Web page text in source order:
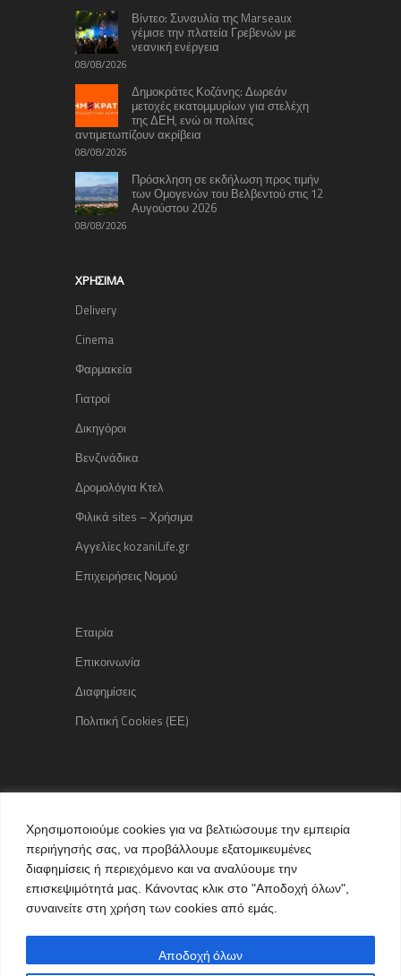
Χρησιμοποιούμε cookies για να βελτιώσουμε την εμπειρία
περιήγησής σας, να προβάλλουμε εξατομικευμένες
διαφημίσεις ή περιεχόμενο και να αναλύουμε την
επισκεψιμότητά μας. Κάνοντας κλικ στο "Αποδοχή όλων",
συναινείτε στη χρήση των cookies από εμάς.
Αποδοχή όλων
Βίντεο: Συναυλία της Marseaux
γέμισε την πλατεία Γρεβενών με
νεανική ενέργεια
08/08/2026
Δημοκράτες Κοζάνης: Δωρεάν
μετοχές εκατομμυρίων για στελέχη
της ΔΕΗ, ενώ οι πολίτες
αντιμετωπίζουν ακρίβεια
08/08/2026
Πρόσκληση σε εκδήλωση προς τιμήν
των Ομογενών του Βελβεντού στις 12
Αυγούστου 2026
08/08/2026
ΧΡΉΣΙΜΑ
Delivery
Cinema
Φαρμακεία
Γιατροί
Δικηγόροι
Βενζινάδικα
Δρομολόγια Κτελ
Φιλικά sites – Χρήσιμα
Αγγελίες kozaniLife.gr
Επιχειρήσεις Νομού
Εταιρία
Επικοινωνία
Διαφημίσεις
Πολιτική Cookies (ΕΕ)
Copyright © 2015 kozaniLife.gr
All Rights reserved
Internet Services & Advertisement
by kozaniLife.gr